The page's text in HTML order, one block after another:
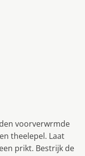
voorverwrmde
theelepel. Laat
prikt. Bestrijk de